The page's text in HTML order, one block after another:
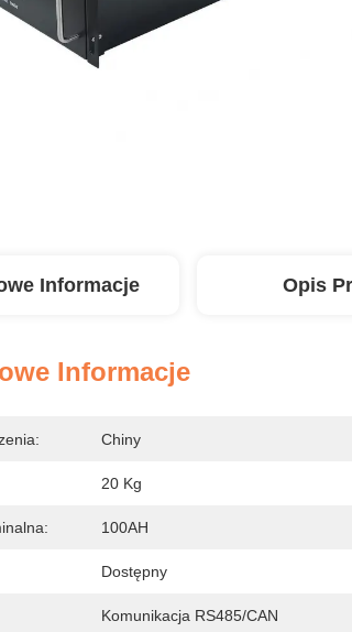
Informacje Opis
Informacje
Chiny
20 Kg
100AH
Dostępny
Komunikacja RS485/CAN